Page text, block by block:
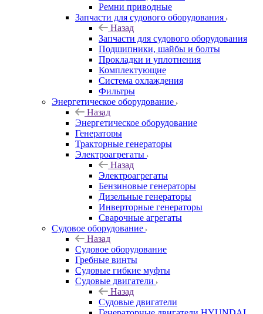
Ремни приводные
Запчасти для судового оборудования
Назад
Запчасти для судового оборудования
Подшипники, шайбы и болты
Прокладки и уплотнения
Комплектующие
Система охлаждения
Фильтры
Энергетическое оборудование
Назад
Энергетическое оборудование
Генераторы
Тракторные генераторы
Электроагрегаты
Назад
Электроагрегаты
Бензиновые генераторы
Дизельные генераторы
Инверторные генераторы
Сварочные агрегаты
Судовое оборудование
Назад
Судовое оборудование
Гребные винты
Судовые гибкие муфты
Судовые двигатели
Назад
Судовые двигатели